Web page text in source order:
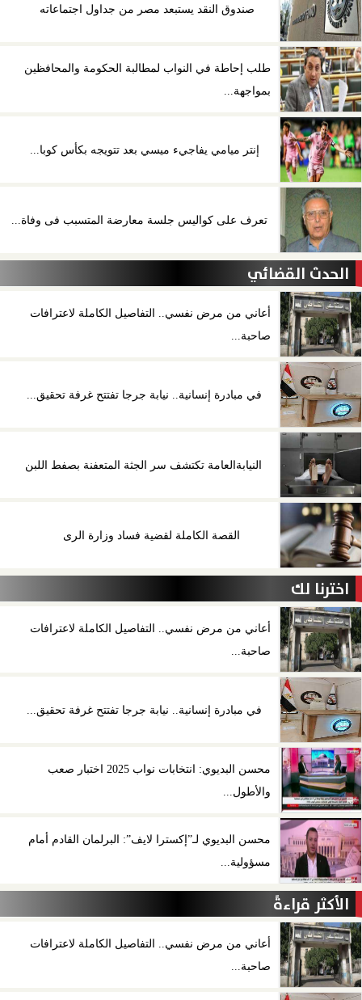
صندوق النقد يستبعد مصر من جداول اجتماعاته
طلب إحاطة في النواب لمطالبة الحكومة والمحافظين
بمواجهة...
إنتر ميامي يفاجيء ميسي بعد تتويجه بكأس كوبا...
تعرف على كواليس جلسة معارضة المتسبب فى وفاة...
الحدث القضائي
أعاني من مرض نفسي.. التفاصيل الكاملة لاعترافات
صاحبة...
في مبادرة إنسانية.. نيابة جرجا تفتتح غرفة تحقيق...
النيابةالعامة تكتشف سر الجثة المتعفنة بصفط اللبن
القصة الكاملة لقضية فساد وزارة الرى
اخترنا لك
أعاني من مرض نفسي.. التفاصيل الكاملة لاعترافات
صاحبة...
في مبادرة إنسانية.. نيابة جرجا تفتتح غرفة تحقيق...
محسن البديوي: انتخابات نواب 2025 اختبار صعب
والأطول...
محسن البديوي لـ”إكسترا لايف”: البرلمان القادم أمام
مسؤولية...
الأكثر قراءةً
أعاني من مرض نفسي.. التفاصيل الكاملة لاعترافات
صاحبة...